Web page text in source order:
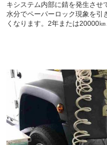
キシステム内部に錆を発生させ
水分でペーパーロック現象を引
くなります。2年または20000